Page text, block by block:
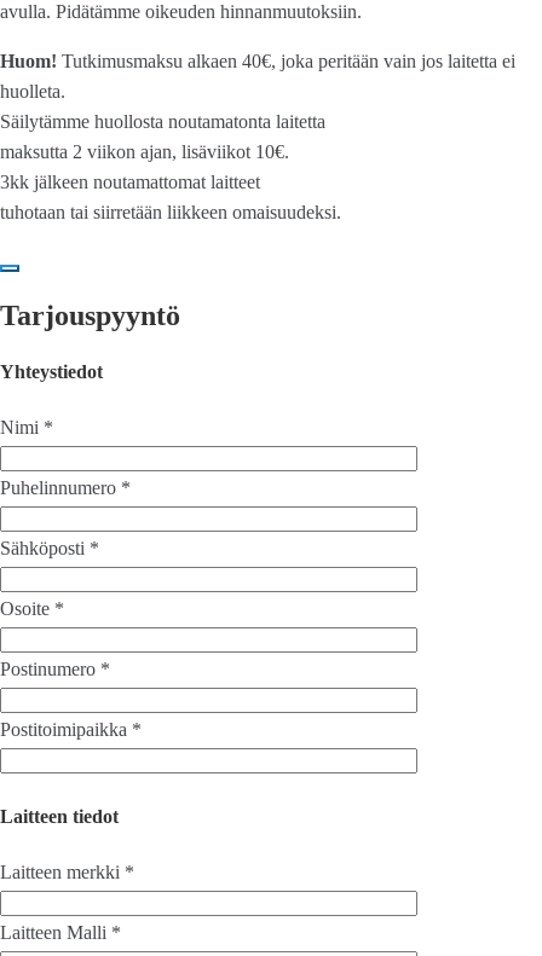
avulla. Pidätämme oikeuden hinnanmuutoksiin.
Huom! Tutkimusmaksu alkaen 40€, joka peritään vain jos laitetta ei
huolleta.
Säilytämme huollosta noutamatonta laitetta
maksutta 2 viikon ajan, lisäviikot 10€.
3kk jälkeen noutamattomat laitteet
tuhotaan tai siirretään liikkeen omaisuudeksi.
Tarjouspyyntö
Yhteystiedot
Nimi *
Puhelinnumero *
Sähköposti *
Osoite *
Postinumero *
Postitoimipaikka *
Laitteen tiedot
Laitteen merkki *
Laitteen Malli *